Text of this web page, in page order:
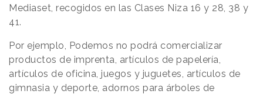
Mediaset, recogidos en las Clases Niza 16 y 28, 38 y
41.
Por ejemplo, Podemos no podrá comercializar
productos de imprenta, artículos de papelería,
artículos de oficina, juegos y juguetes, artículos de
gimnasia y deporte, adornos para árboles de